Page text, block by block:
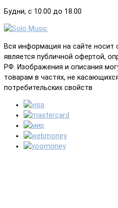
Будни, с 10.00 до 18.00
Вся информация на сайте носит
является публичной офертой,
РФ. Изображения и описания
товарам в частях, не
потребительских свойств